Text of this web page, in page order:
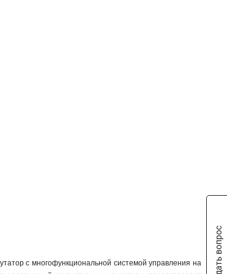
с многофункциональной системой управления на
Задать вопрос